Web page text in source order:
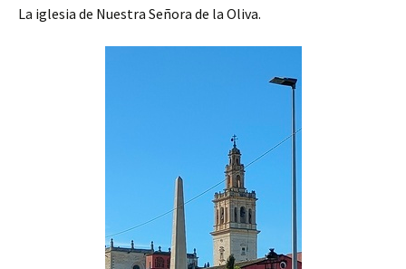
La iglesia de Nuestra Señora de la Oliva.